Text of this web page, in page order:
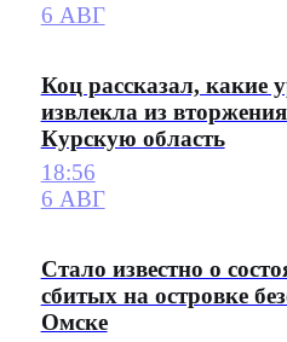
6 АВГ
Коц рассказал, какие
извлекла из
Курскую область
18:56
6 АВГ
Стало известно о
сбитых на островке
Омске